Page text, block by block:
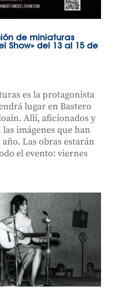
de miniaturas
Show» del 13 al 15 de
es la protagonista
lugar en Bastero
Allí, aficionados y
imágenes que han
Las obras estarán
el evento: viernes